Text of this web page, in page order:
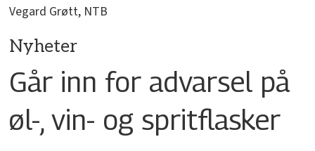
Vegard Grøtt, NTB
Nyheter
Går inn for advarsel på
øl-, vin- og spritflasker